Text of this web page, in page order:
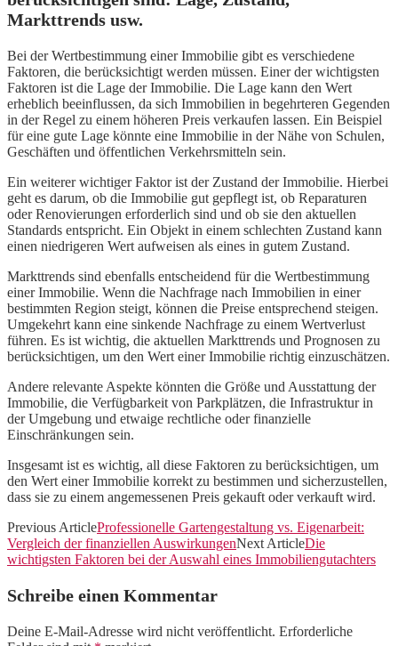
Markttrends usw.
Bei der Wertbestimmung einer Immobilie gibt es verschiedene
Faktoren, die berücksichtigt werden müssen. Einer der wichtigsten
Faktoren ist die Lage der Immobilie. Die Lage kann den Wert
erheblich beeinflussen, da sich Immobilien in begehrteren Gegenden
in der Regel zu einem höheren Preis verkaufen lassen. Ein Beispiel
für eine gute Lage könnte eine Immobilie in der Nähe von Schulen,
Geschäften und öffentlichen Verkehrsmitteln sein.
Ein weiterer wichtiger Faktor ist der Zustand der Immobilie. Hierbei
geht es darum, ob die Immobilie gut gepflegt ist, ob Reparaturen
oder Renovierungen erforderlich sind und ob sie den aktuellen
Standards entspricht. Ein Objekt in einem schlechten Zustand kann
einen niedrigeren Wert aufweisen als eines in gutem Zustand.
Markttrends sind ebenfalls entscheidend für die Wertbestimmung
einer Immobilie. Wenn die Nachfrage nach Immobilien in einer
bestimmten Region steigt, können die Preise entsprechend steigen.
Umgekehrt kann eine sinkende Nachfrage zu einem Wertverlust
führen. Es ist wichtig, die aktuellen Markttrends und Prognosen zu
berücksichtigen, um den Wert einer Immobilie richtig einzuschätzen.
Andere relevante Aspekte könnten die Größe und Ausstattung der
Immobilie, die Verfügbarkeit von Parkplätzen, die Infrastruktur in
der Umgebung und etwaige rechtliche oder finanzielle
Einschränkungen sein.
Insgesamt ist es wichtig, all diese Faktoren zu berücksichtigen, um
den Wert einer Immobilie korrekt zu bestimmen und sicherzustellen,
dass sie zu einem angemessenen Preis gekauft oder verkauft wird.
Previous ArticleProfessionelle Gartengestaltung vs. Eigenarbeit:
Vergleich der finanziellen AuswirkungenNext ArticleDie
wichtigsten Faktoren bei der Auswahl eines Immobiliengutachters
Schreibe einen Kommentar
Deine E-Mail-Adresse wird nicht veröffentlicht. Erforderliche